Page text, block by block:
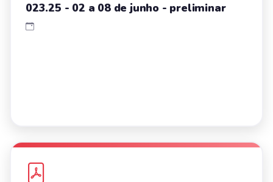
023.25 - 02 a 08 de junho - preliminar